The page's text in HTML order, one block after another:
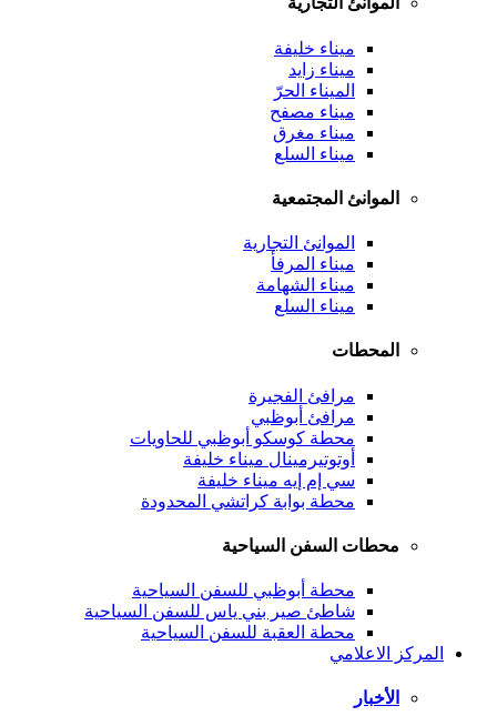
ميناء خليفة
ميناء زايد
الميناء الحرّ
ميناء مصفح
ميناء مغرق
ميناء السلع
الموانئ المجتمعية
الموانئ التجارية
ميناء المرفأ
ميناء الشهامة
ميناء السلع
المحطات
مرافئ الفجيرة
مرافئ أبوظبي
محطة كوسكو أبوظبي للحاويات
أوتوتيرمينال ميناء خليفة
سي إم إيه ميناء خليفة
محطة بوابة كراتشي المحدودة
محطات السفن السياحية
محطة أبوظبي للسفن السياحية
شاطئ صير بني ياس للسفن السياحية
محطة العقبة للسفن السياحية
المركز الاعلامي
الأخبار